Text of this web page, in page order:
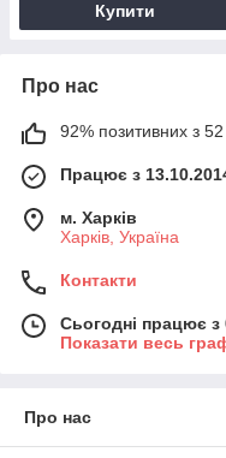
Купити
Про нас
92% позитивних з 52
Працює з
м. Харків
Харків, Україна
Контакти
Сьогодні працює з
Показати весь
Про нас